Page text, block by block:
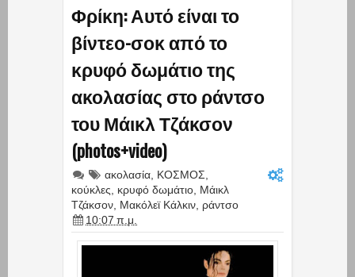
Φρίκη: Αυτό είναι το
βίντεο-σοκ από το
κρυφό δωμάτιο της
ακολασίας στο ράντσο
του Μάικλ Τζάκσον
(photos+video)
ακολασία ΚΟΣΜΟΣ
κούκλες
κρυφό δωμάτιο Μάικλ
Τζάκσον Μακόλεϊ Κάλκιν ράντσο
10:07 π.μ.